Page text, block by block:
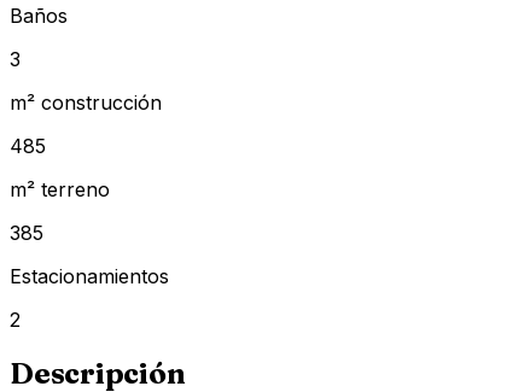
Baños
3
m² construcción
485
m² terreno
385
Estacionamientos
2
Descripción